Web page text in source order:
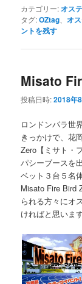
カテゴリー:オス
タグ:OZtag 、オ
ントを残す
Misato
投稿日時:2018年
ロンドンパラ世
きっかけで、花
Zero【ミサト・
パシーブースを
ベット３台５名
Misato Fire Bird
られる方々にオ
ければと思います